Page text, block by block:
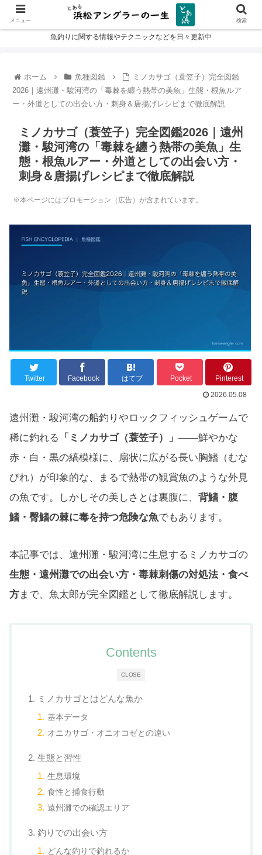
魚釣りに関する情報やテクニックなどを日々更新中
ホーム 魚種図鑑
ミノカサゴ（蓑笠子）完全図鑑
2026｜遠州灘・駿河湾の「毒棘を纏う熱帯の美魚」生態・根魚ルア
ー・外道としての出会い方・刺身＆唐揚げレシピまで徹底解説
ミノカサゴ（蓑笠子）完全図鑑2026｜遠州
灘・駿河湾の「毒棘を纏う熱帯の美魚」生
態・根魚ルアー・外道としての出会い方・
刺身＆唐揚げレシピまで徹底解説
※本ページにはプロモーション（広告）が含まれています。
Twitter Facebook はてブ Pocket
Pinterest
2026.05.08
遠州灘・駿河湾の船釣りやロックフィッシュゲームで
稀に釣れる
「ミノカサゴ（蓑笠子）」 ——鮮やかな
赤・白・黒の縞模様に、扇状に広がる長い胸鰭（むな
びれ）が印象的な、まるで熱帯の観賞魚のような外見
の魚です。しかしその美しさとは裏腹に、 背鰭・腹
鰭・臀鰭の棘に毒を持つ危険な魚でもあります。
本記事では、遠州灘・駿河湾に生息するミノカサゴの
生態・遠州灘での出会い方・毒棘刺傷の対処法・食べ
方まで、魚太郎が完全図鑑として徹底解説します。
CLOSE
Contents
1. ミノカサゴとはどんな魚か
基本データ
オニカサゴ・オニオコゼとの違い
2. 生態と習性
生息環境
食性と捕食行動
遠州灘での確認エリア
3. 釣りでの出会い方
どんな釣りで釣れるか
メニュー 検索